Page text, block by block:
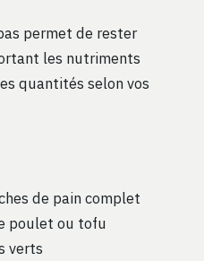
permet de rester
les nutriments
quantités selon vos
de pain complet
poulet ou tofu
verts